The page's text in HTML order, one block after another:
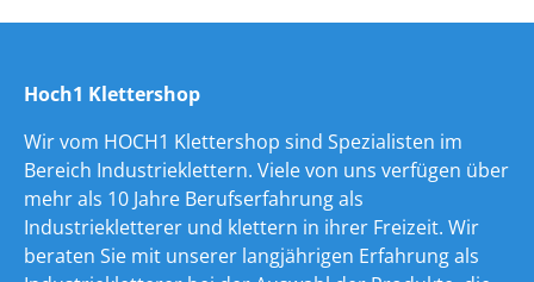
Hoch1 Klettershop
Wir vom HOCH1 Klettershop sind Spezialisten im
Bereich Industrieklettern. Viele von uns verfügen über
mehr als 10 Jahre Berufserfahrung als
Industriekletterer und klettern in ihrer Freizeit. Wir
beraten Sie mit unserer langjährigen Erfahrung als